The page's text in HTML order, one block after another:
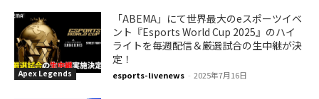
Apex Legends
「ABEMA」にて世界最大のeスポーツイベ
ント『Esports World Cup 2025』のハイ
ライトを毎週配信＆厳選試合の生中継が決
定！
esports-livenews - 2025年7月16日